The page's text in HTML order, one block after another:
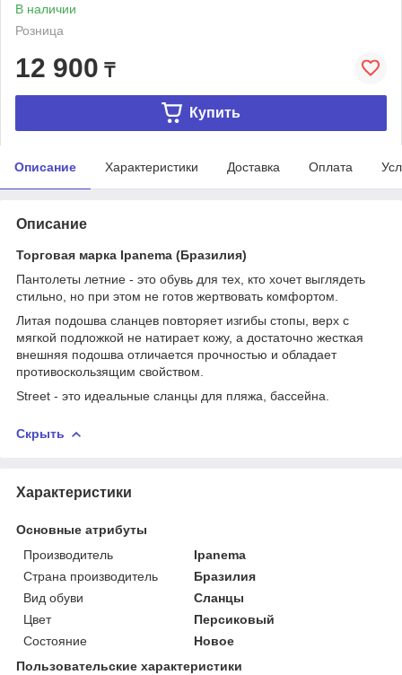
В наличии
Розница
12 900 ₸
Купить
Описание Характеристики Доставка Оплата
Описание
Торговая марка Ipanema (Бразилия)
Пантолеты летние - это обувь для тех, кто хочет выглядеть
стильно, но при этом не готов жертвовать комфортом.
Литая подошва сланцев повторяет изгибы стопы, верх с
мягкой подложкой не натирает кожу, а достаточно жесткая
внешняя подошва отличается прочностью и обладает
противоскользящим свойством.
Street - это идеальные сланцы для пляжа, бассейна.
Скрыть
Характеристики
Основные атрибуты
Производитель
Ipanema
Страна производитель
Бразилия
Вид обуви
Сланцы
Цвет
Персиковый
Состояние
Новое
Пользовательские характеристики